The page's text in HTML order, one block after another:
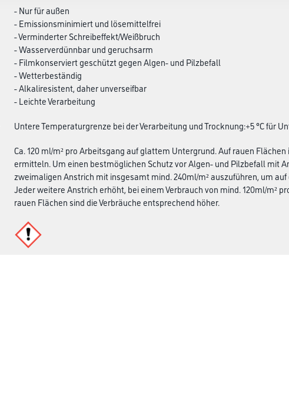
- Nur für außen
- Emissionsminimiert und lösemittelfrei
- Verminderter Schreibeffekt/Weißbruch
- Wasserverdünnbar und geruchsarm
- Filmkonserviert geschützt gegen Algen- und Pilzbefall
- Wetterbeständig
- Alkaliresistent, daher unverseifbar
- Leichte Verarbeitung
Untere Temperaturgrenze bei der Verarbeitung und Trocknung:+5 °C für
Ca. 120 ml/m² pro Arbeitsgang auf glattem Untergrund. Auf rauen
ermitteln. Um einen bestmöglichen Schutz vor Algen- und Pilzbefall mit
zweimaligen Anstrich mit insgesamt mind. 240ml/m² auszuführen, um
Jeder weitere Anstrich erhöht, bei einem Verbrauch von mind. 120ml/m²
rauen Flächen sind die Verbräuche entsprechend höher.